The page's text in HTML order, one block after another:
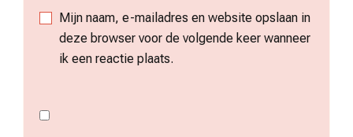
Mijn naam, e-mailadres en website opslaan in
deze browser voor de volgende keer wanneer
ik een reactie plaats.